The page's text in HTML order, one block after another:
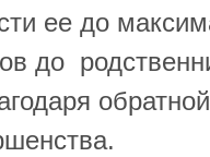
ее до
до